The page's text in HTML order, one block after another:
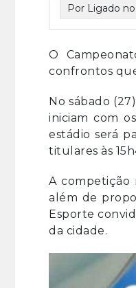
Por Ligado
O
confrontos
No sábado
iniciam com
estádio será
titulares às
A
além de
Esporte
da cidade.